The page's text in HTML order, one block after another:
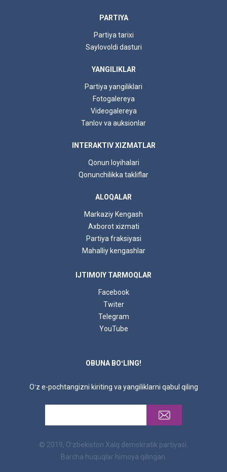
PARTIYA
Partiya tarixi
Saylovoldi dasturi
YANGILIKLAR
Partiya yangiliklari
Fotogalereya
Videogalereya
Tanlov va auksionlar
INTERAKTIV XIZMATLAR
Qonun loyihalari
Qonunchilikka takliflar
ALOQALAR
Markaziy Kengash
Axborot xizmati
Partiya fraksiyasi
Mahalliy kengashlar
IJTIMOIY TARMOQLAR
Facebook
Twiter
Telegram
YouTube
OBUNA BOʻLING!
Oʻz e-pochtangizni kiriting va yangiliklarni qabul qiling
© 2019, Oʻzbekiston Xalq demokratik partiyasi.
Barcha huquqlar himoya qilingan.